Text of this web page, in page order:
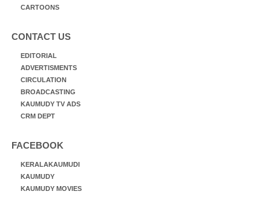
CARTOONS
CONTACT US
EDITORIAL
ADVERTISMENTS
CIRCULATION
BROADCASTING
KAUMUDY TV ADS
CRM DEPT
FACEBOOK
KERALAKAUMUDI
KAUMUDY
KAUMUDY MOVIES